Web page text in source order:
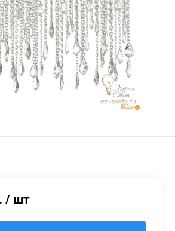
/ шт